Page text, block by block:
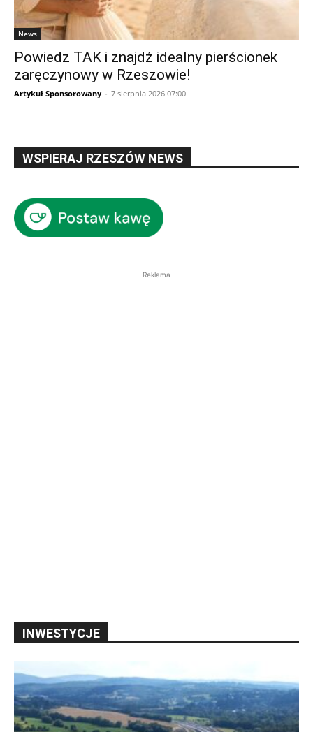
News
Powiedz TAK i znajdź idealny pierścionek
zaręczynowy w Rzeszowie!
Artykuł Sponsorowany - 7 sierpnia 2026 07:00
WSPIERAJ RZESZÓW NEWS
Reklama
INWESTYCJE